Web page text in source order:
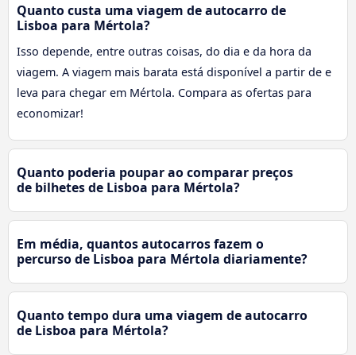
Quanto custa uma viagem de autocarro de
Lisboa para Mértola?
Isso depende, entre outras coisas, do dia e da hora da
viagem. A viagem mais barata está disponível a partir de e
leva para chegar em Mértola. Compara as ofertas para
economizar!
Quanto poderia poupar ao comparar preços
de bilhetes de Lisboa para Mértola?
Em média, quantos autocarros fazem o
percurso de Lisboa para Mértola diariamente?
Quanto tempo dura uma viagem de autocarro
de Lisboa para Mértola?